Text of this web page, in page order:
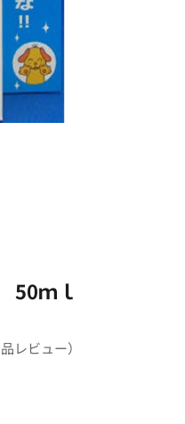
50ｍｌ
レビュー）